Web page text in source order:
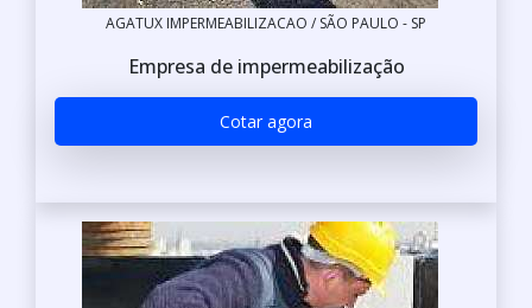
AGATUX IMPERMEABILIZACAO / SÃO PAULO - SP
Empresa de impermeabilização
Cotar agora